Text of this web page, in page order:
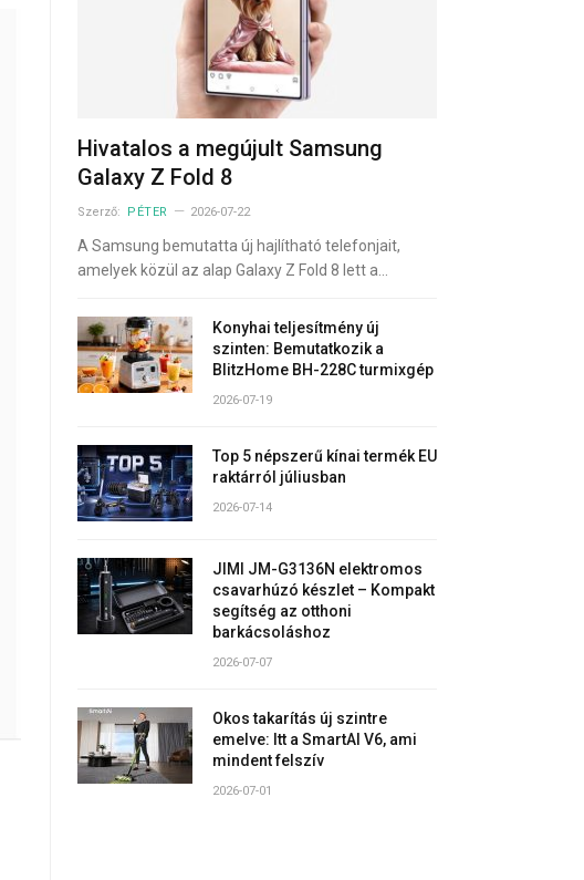
Hivatalos a megújult Samsung
Galaxy Z Fold 8
Szerző: PÉTER 2026-07-22
A Samsung bemutatta új hajlítható telefonjait,
amelyek közül az alap Galaxy Z Fold 8 lett a…
Konyhai teljesítmény új
szinten: Bemutatkozik a
BlitzHome BH-228C turmixgép
2026-07-19
Top 5 népszerű kínai termék EU
raktárról júliusban
2026-07-14
JIMI JM-G3136N elektromos
csavarhúzó készlet – Kompakt
segítség az otthoni
barkácsoláshoz
2026-07-07
Okos takarítás új szintre
emelve: Itt a SmartAI V6, ami
mindent felszív
2026-07-01